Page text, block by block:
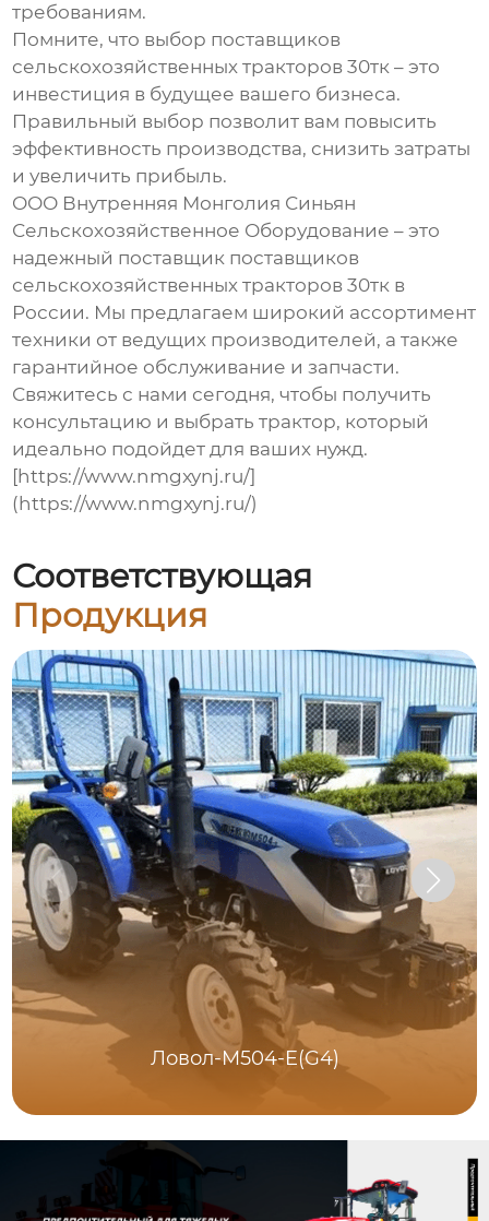
требованиям.
Помните, что выбор поставщиков
сельскохозяйственных тракторов 30тк – это
инвестиция в будущее вашего бизнеса.
Правильный выбор позволит вам повысить
эффективность производства, снизить затраты
и увеличить прибыль.
ООО Внутренняя Монголия Синьян
Сельскохозяйственное Оборудование – это
надежный поставщик поставщиков
сельскохозяйственных тракторов 30тк в
России. Мы предлагаем широкий ассортимент
техники от ведущих производителей, а также
гарантийное обслуживание и запчасти.
Свяжитесь с нами сегодня, чтобы получить
консультацию и выбрать трактор, который
идеально подойдет для ваших нужд.
[https://www.nmgxynj.ru/]
(https://www.nmgxynj.ru/)
Соответствующая
Продукция
Ловол-M504-E(G4)